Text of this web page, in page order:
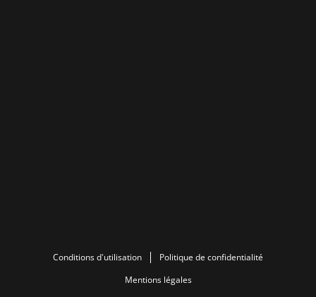
Conditions d'utilisation
Politique de confidentialité
Mentions légales